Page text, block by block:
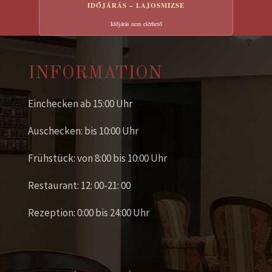
IDŐJÁRÁS – LAJOSMIZSE
Időjárás nem elérhető
INFORMATION
Einchecken ab 15:00 Uhr
Auschecken: bis 10:00 Uhr
Frühstück: von 8:00 bis 10:00 Uhr
Restaurant: 12: 00-21: 00
Rezeption: 0:00 bis 24:00 Uhr